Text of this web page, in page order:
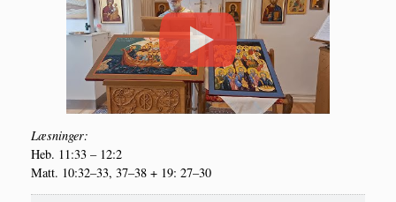
Læs­nin­ger:
Heb. 11:33 – 12:2
Matt. 10:32–33, 37–38 + 19: 27–30